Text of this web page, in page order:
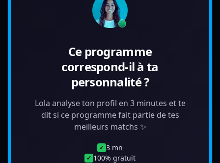
Ce programme
correspond-il à ta
personnalité ?
Lola analyse ton profil en 3 minutes et te
dit si ce programme fait partie de tes
meilleurs matchs ✨
✓ 3 mn
✓ 100% gratuit